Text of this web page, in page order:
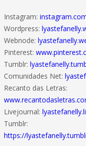
Instagram:
Wordpress:
Webnode:
Pinterest:
Tumblr:
Comunidades Net:
Recanto das Letras:
Livejournal:
Tumblr:
https://